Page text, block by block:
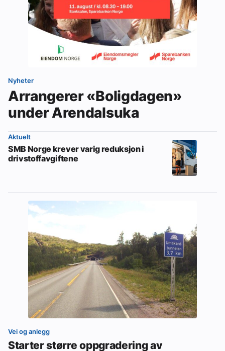
Nyheter
Arrangerer «Boligdagen»
under Arendalsuka
Aktuelt
SMB Norge krever varig reduksjon i
drivstoffavgiftene
Vei og anlegg
Starter større oppgradering av